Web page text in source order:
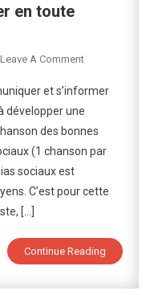
en toute
Leave A CommentOn
Aux
Médias
Sociaux
:
Et
Sécurité
et s’informer
développer une
des bonnes
(1 chanson par
sociaux est
C’est pour cette
[…]
Continue Reading